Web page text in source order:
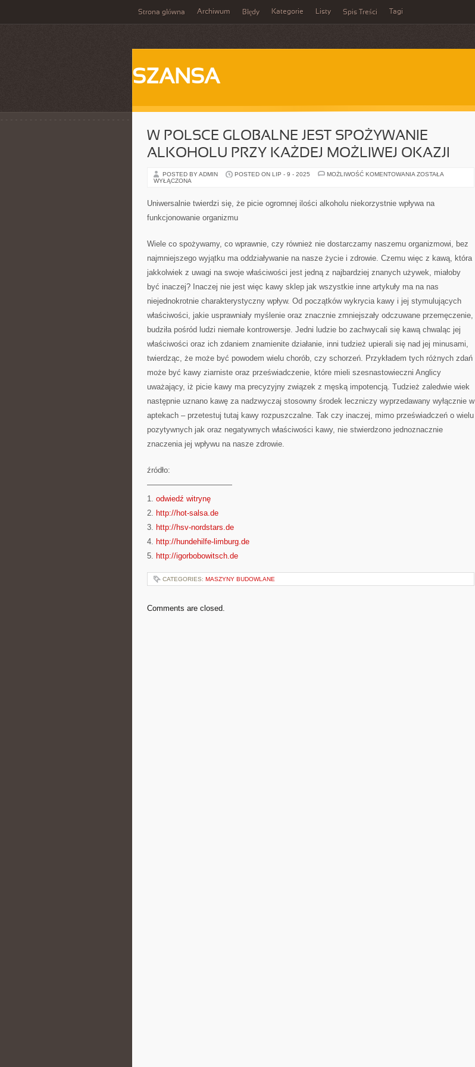
Strona główna Archiwum Błędy Kategorie Listy Spis Treści Tagi
SZANSA
W POLSCE GLOBALNE JEST SPOŻYWANIE
ALKOHOLU PRZY KAŻDEJ MOŻLIWEJ OKAZJI
POSTED BY ADMIN POSTED ON LIP - 9 - 2025 MOŻLIWOŚĆ KOMENTOWANIA W
ALKOHOLU
ZOSTAŁA
WYŁĄCZONA
Uniwersalnie twierdzi się, że picie ogromnej ilości alkoholu niekorzystnie wpływa na
funkcjonowanie organizmu
Wiele co spożywamy, co wprawnie, czy również nie dostarczamy naszemu organizmowi, bez
najmniejszego wyjątku ma oddziaływanie na nasze życie i zdrowie. Czemu więc z kawą, która
jakkolwiek z uwagi na swoje właściwości jest jedną z najbardziej znanych używek, miałoby
być inaczej? Inaczej nie jest więc kawy sklep jak wszystkie inne artykuły ma na nas
niejednokrotnie charakterystyczny wpływ. Od początków wykrycia kawy i jej stymulujących
właściwości, jakie usprawniały myślenie oraz znacznie zmniejszały odczuwane przemęczenie,
budziła pośród ludzi niemałe kontrowersje. Jedni ludzie bo zachwycali się kawą chwaląc jej
właściwości oraz ich zdaniem znamienite działanie, inni tudzież upierali się nad jej minusami,
twierdząc, że może być powodem wielu chorób, czy schorzeń. Przykładem tych różnych zdań
może być kawy ziarniste oraz przeświadczenie, które mieli szesnastowieczni Anglicy
uważający, iż picie kawy ma precyzyjny związek z męską impotencją. Tudzież zaledwie wiek
następnie uznano kawę za nadzwyczaj stosowny środek leczniczy wyprzedawany wyłącznie w
aptekach – przetestuj tutaj kawy rozpuszczalne. Tak czy inaczej, mimo przeświadczeń o wielu
pozytywnych jak oraz negatywnych właściwości kawy, nie stwierdzono jednoznacznie
znaczenia jej wpływu na nasze zdrowie.
źródło:
———————————
1. odwiedź witrynę
2. http://hot-salsa.de
3. http://hsv-nordstars.de
4. http://hundehilfe-limburg.de
5. http://igorbobowitsch.de
CATEGORIES: MASZYNY BUDOWLANE
Comments are closed.